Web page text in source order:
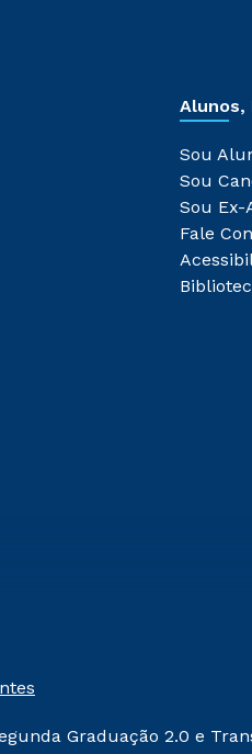
Alunos,
Sou
Sou
Sou Ex-
Fale
Graduação 2.0 e